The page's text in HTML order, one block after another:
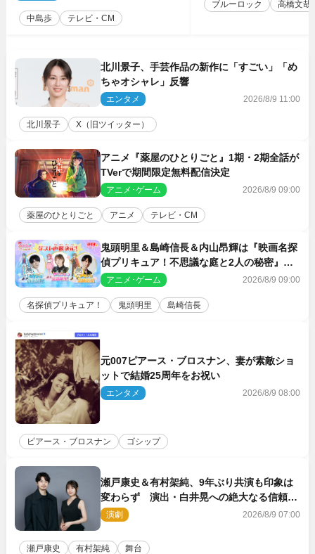
中島歩 テレビ・CM
ブルーロック 高橋文哉
北川景子、手芸作品の新作に「すごい」「め
ちゃオシャレ」反響
エンタメ 2026/8/9 11:00
北川景子 X（旧ツイッター）
アニメ『薬屋のひとりごと』1期・2期全話が
TVerで期間限定無料配信決定
アニメ･ゲーム 2026/8/9 09:00
薬屋のひとりごと アニメ テレビ・CM
鬼頭明里＆島崎信長＆内山昂輝は『映画名探
偵プリキュア！不思議な庭と2人の秘密』ゲ
スト声優に決定
アニメ･ゲーム 2026/8/9 09:00
名探偵プリキュア！ 鬼頭明里 島崎信長
元007ピアース・ブロスナン、妻が素敵ショ
ットで結婚25周年をお祝い
エンタメ 2026/8/9 08:00
ピアース・ブロスナン ゴシップ
瀬戸康史＆有村架純、9年ぶり共演も印象は
変わらず 演出・白井晃への絶大なる信頼を
胸に舞台『キュー』に挑む
演劇 2026/8/9 07:00
瀬戸康史 有村架純 舞台